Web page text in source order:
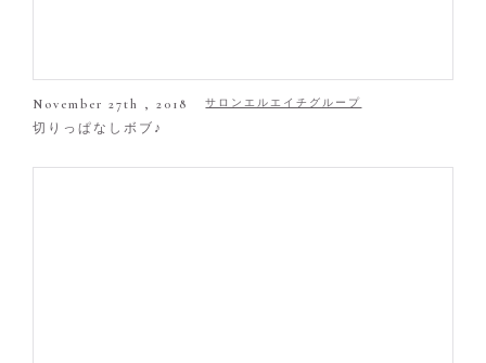
November 27th , 2018 サロンエルエイチグループ
切りっぱなしボブ♪